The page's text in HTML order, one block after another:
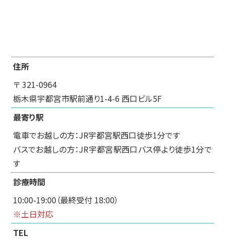
住所
〒 321-0964
栃木県宇都宮市駅前通り1-4-6 西口ビル5F
最寄り駅
電車でお越しの方：JR宇都宮駅西口徒歩1分です
バスでお越しの方：JR宇都宮駅西口バス停より徒歩1分で
す
診療時間
10:00-19:00（最終受付 18:00）
※土日対応
TEL